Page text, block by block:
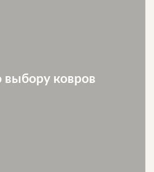
выбору ковров